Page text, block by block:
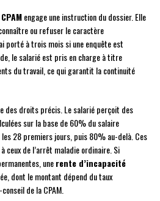
CPAMengage une instruction du dossier. Elle
ou refuser le caractère
porté à trois mois si une enquête est
le salarié est pris en charge à titre
du travail, ce qui garantit la continuité
des droits précis. Le salarié perçoit des
sur la base de 60% du salaire
28 premiers jours, puis 80% au-delà. Ces
ceux de l’arrêt maladie ordinaire. Si
unerente d’incapacité
dont le montant dépend du taux
de la CPAM.